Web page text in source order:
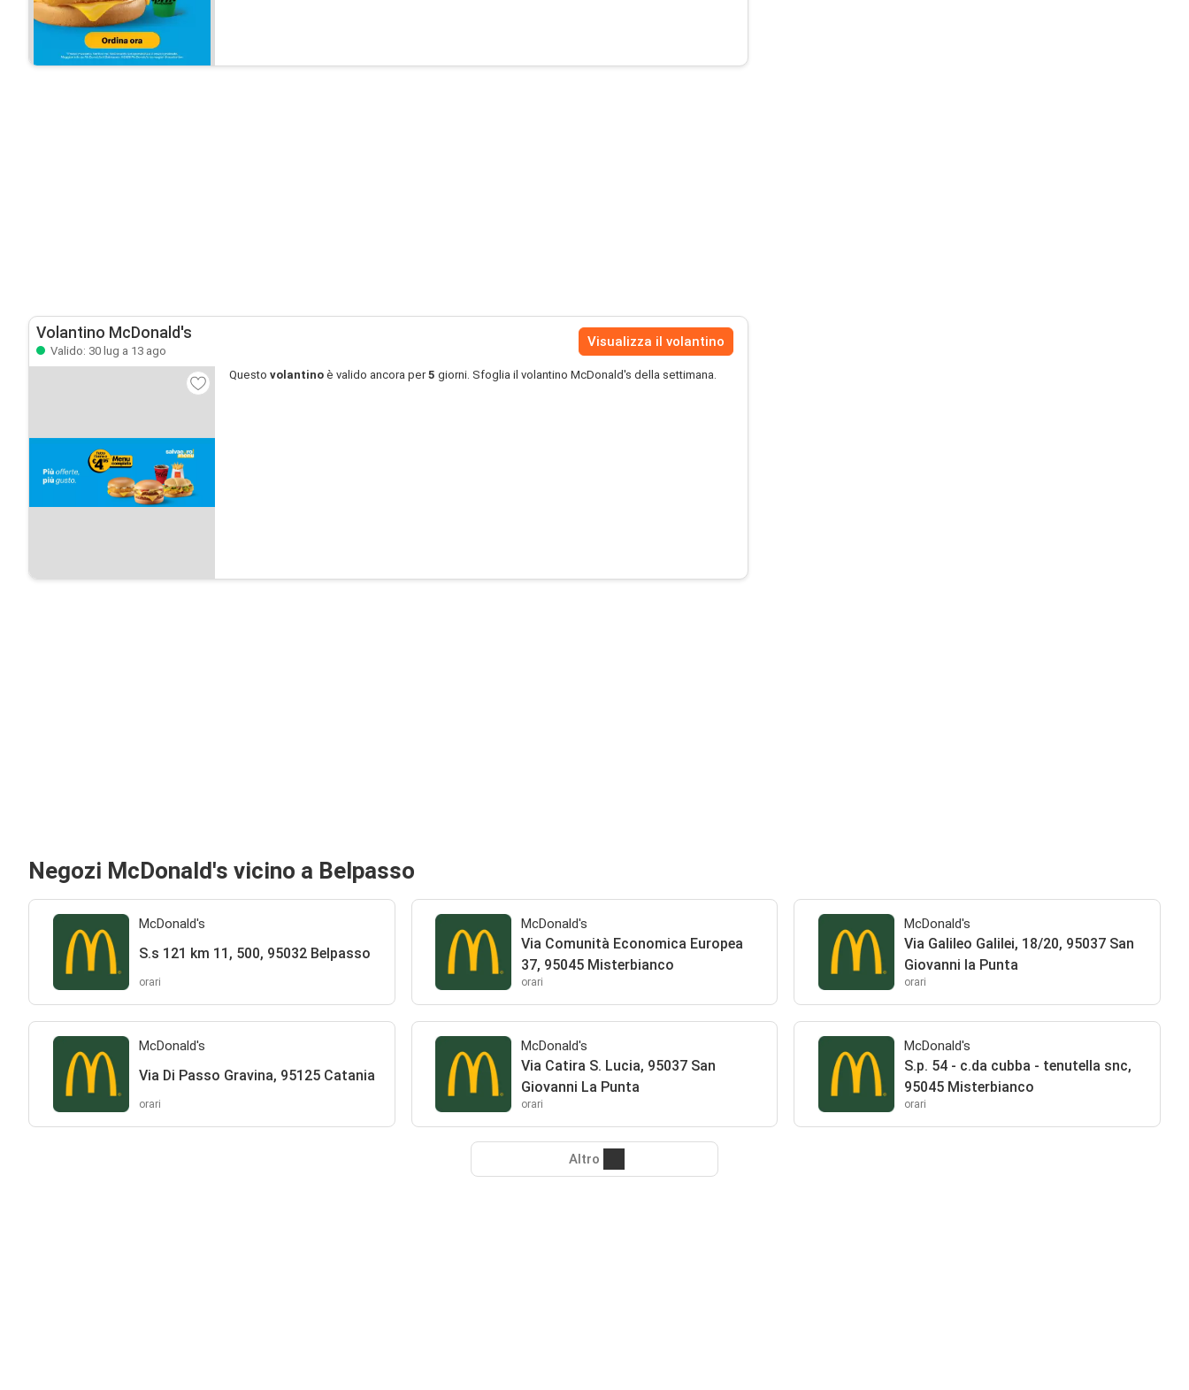
Volantino McDonald's
Valido: 30 lug a 13 ago
Visualizza il volantino
Questo volantino è valido ancora per5 giorni. Sfoglia il volantino McDonald's della settimana.
Negozi McDonald's vicino a Belpasso
McDonald's
S.s 121 km 11, 500, 95032 Belpasso
orari
McDonald's
Via Comunità Economica Europea
37, 95045 Misterbianco
orari
McDonald's
Via Galileo Galilei, 18/20, 95037 San
Giovanni la Punta
orari
McDonald's
Via Di Passo Gravina, 95125 Catania
orari
McDonald's
Via Catira S. Lucia, 95037 San
Giovanni La Punta
orari
McDonald's
S.p. 54 - c.da cubba - tenutella snc,
95045 Misterbianco
orari
Altro